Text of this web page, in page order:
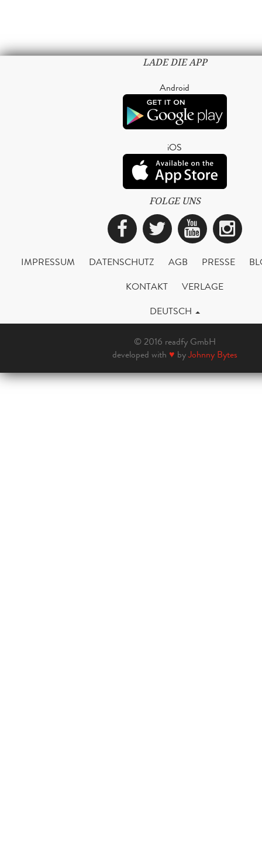
LADE DIE APP
Android
iOS
FOLGE UNS
Facebook
Twitter
IMPRESSUM DATENSCHUTZ AGB PRESSE
KONTAKT
VERLAGE
DEUTSCH
© 2016 readfy GmbH
developed with ♥ byJohnny Bytes